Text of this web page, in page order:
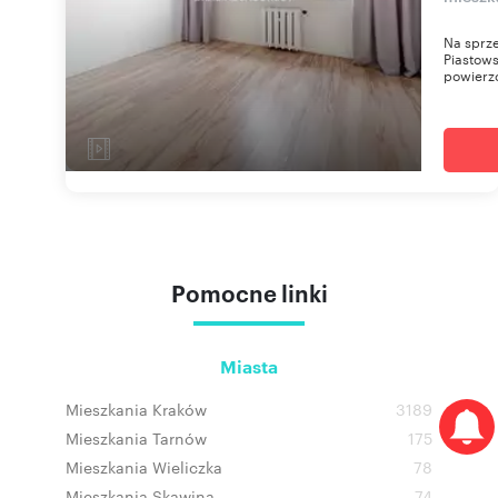
Na
Pomocne linki
Miasta
Mieszkania Kraków
3189
Mieszkania Tarnów
175
Mieszkania Wieliczka
78